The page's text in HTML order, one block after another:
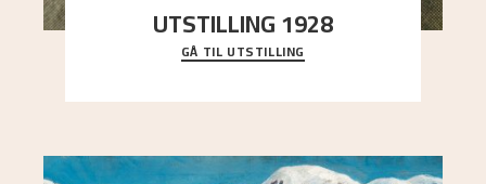
UTSTILLING 1928
Då Astrup døydde i 1928, tok vennene Moritz
Kaland og Simon Thorbjørnsen initiativ til å
GÅ TIL UTSTILLING